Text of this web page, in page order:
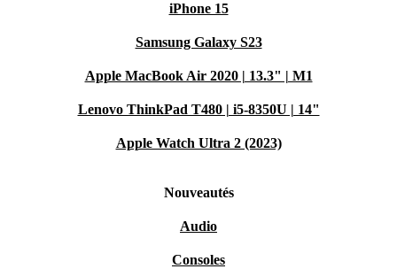
iPhone 15
Samsung Galaxy S23
Apple MacBook Air 2020 | 13.3" | M1
Lenovo ThinkPad T480 | i5-8350U | 14"
Apple Watch Ultra 2 (2023)
Nouveautés
Audio
Consoles